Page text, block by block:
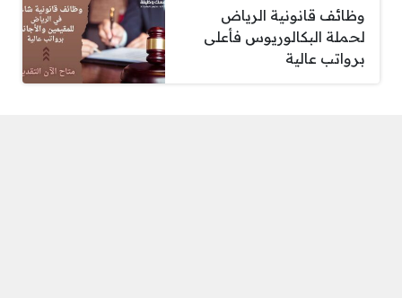
وظائف قانونية الرياض
لحملة البكالوريوس فأعلى
برواتب عالية